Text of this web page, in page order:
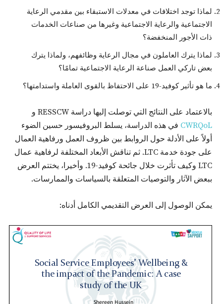
لماذا توجد اختلافات في معدلات الاستبقاء بين مقدمي الرعاية
الاجتماعية والرعاية الاجتماعية وغيرها من صناعات الخدمات
ذات الأجور المنخفضة؟
لماذا يترك العاملون في مجال الرعاية وظائفهم، ولماذا يترك
بعض تاركي العمل صناعة الرعاية الاجتماعية تمامًا؟
ما هو تأثير كوفيد-19 على الاحتفاظ بالقوى العاملة واستدامتها؟
بالاعتماد على النتائج التي توصلت إليها دراسة RESSCW و
CWRQoL في هذه الدراسة، يسلط البروفيسور حسين الضوء
أولاً على الأدلة حول الروابط بين ظروف العمل ورفاهية العمال
على جودة خدمة LTC. ثم تناقش الأبعاد المختلفة لرفاهية عمال
LTC وكيف تأثرت خلال جائحة كوفيد-19. وأخيرا، يختتم العرض
ببعض الآثار والتوصيات المتعلقة بالسياسات والممارسات.
يمكن الوصول إلى العرض التقديمي الكامل أدناه: